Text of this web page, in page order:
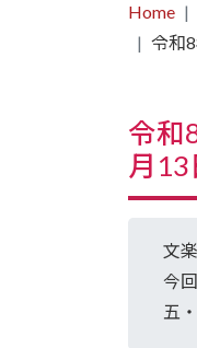
Home
令和
令和
月13
文
今
五